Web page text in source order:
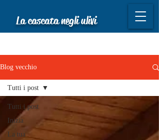
La cascata negli ulivi
Blog vecchio
Tutti i post
Inizia
La tua
Tutti i post